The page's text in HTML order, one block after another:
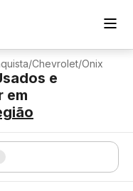
/Chevrolet/Onix
e
em